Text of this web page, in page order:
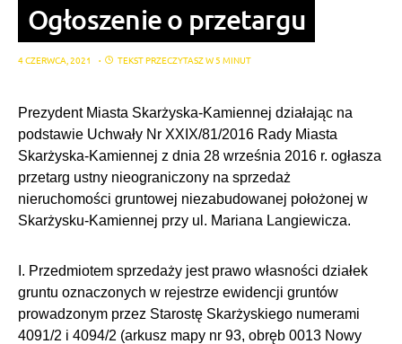
Ogłoszenie o przetargu
4 CZERWCA, 2021 TEKST PRZECZYTASZ W 5 MINUT
Prezydent Miasta Skarżyska-Kamiennej działając na
podstawie Uchwały Nr XXIX/81/2016 Rady Miasta
Skarżyska-Kamiennej z dnia 28 września 2016 r. ogłasza
przetarg ustny nieograniczony na sprzedaż
nieruchomości gruntowej niezabudowanej położonej w
Skarżysku-Kamiennej przy ul. Mariana Langiewicza.
I. Przedmiotem sprzedaży jest prawo własności działek
gruntu oznaczonych w rejestrze ewidencji gruntów
prowadzonym przez Starostę Skarżyskiego numerami
4091/2 i 4094/2 (arkusz mapy nr 93, obręb 0013 Nowy